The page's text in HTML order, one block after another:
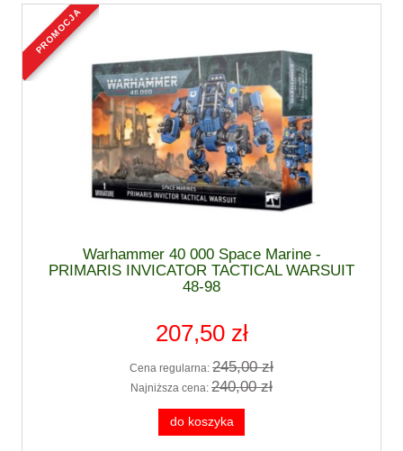
Warhammer 40 000 Space Marine -
PRIMARIS INVICATOR TACTICAL WARSUIT
48-98
207,50 zł
Cena regularna: 245,00 zł
Najniższa cena: 240,00 zł
do koszyka
promocja